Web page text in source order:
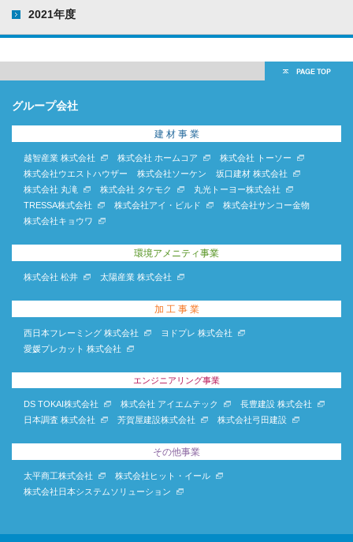
2021年度
グループ会社
建 材 事 業
越智産業 株式会社 株式会社 ホームコア
株式会社 トーソー
株式会社ウエストハウザー
株式会社ソーケン
坂口建材 株式会社
株式会社 丸滝
株式会社 タケモク
丸光トーヨー株式会社
TRESSA株式会社
株式会社アイ・ビルド
株式会社サンコー金物
株式会社キョウワ
環境アメニティ事業
株式会社 松井 太陽産業 株式会社
加 工 事 業
西日本フレーミング 株式会社
ヨドプレ 株式会社
愛媛プレカット 株式会社
エンジニアリング事業
DS TOKAI株式会社 株式会社 アイエムテック
長豊建設 株式会社
日本調査 株式会社
芳賀屋建設株式会社 株式会社弓田建設
その他事業
太平商工株式会社
株式会社ヒット・イール
株式会社日本システムソリューション